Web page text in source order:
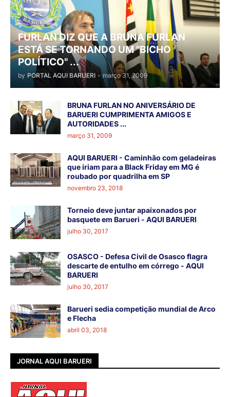
FURLAN DIZ QUE A BRUNA FURLAN
ESTÁ SE TORNANDO UM "BICHO
POLÍTICO" ...
by PORTAL AQUI BARUERI - março 31, 2009
BRUNA FURLAN NO ANIVERSÁRIO DE
BARUERI CUMPRIMENTA AMIGOS E
AUTORIDADES ...
março 31, 2009
AQUI BARUERI - Caminhão com geladeiras
que iriam para a Black Friday em MG é
roubado por quadrilha em SP
novembro 23, 2018
Torneio deve juntar apaixonados por
basquete em Barueri - AQUI BARUERI
julho 30, 2017
OSASCO - Defesa Civil de Osasco flagra
descarte de entulho em córrego - AQUI
BARUERI
julho 30, 2017
Barueri sedia competição mundial de Arco
e Flecha
abril 03, 2018
JORNAL AQUI BARUERI